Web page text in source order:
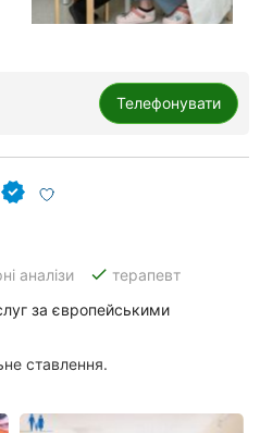
Телефонувати
аналізи done терапевт
за європейськими
ставлення.